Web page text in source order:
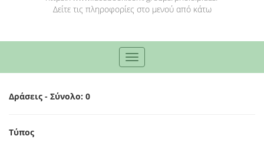
Δείτε τις πληροφορίες στο μενού από κάτω
Toggle
navigation
Δράσεις - Σύνολο: 0
Τύπος